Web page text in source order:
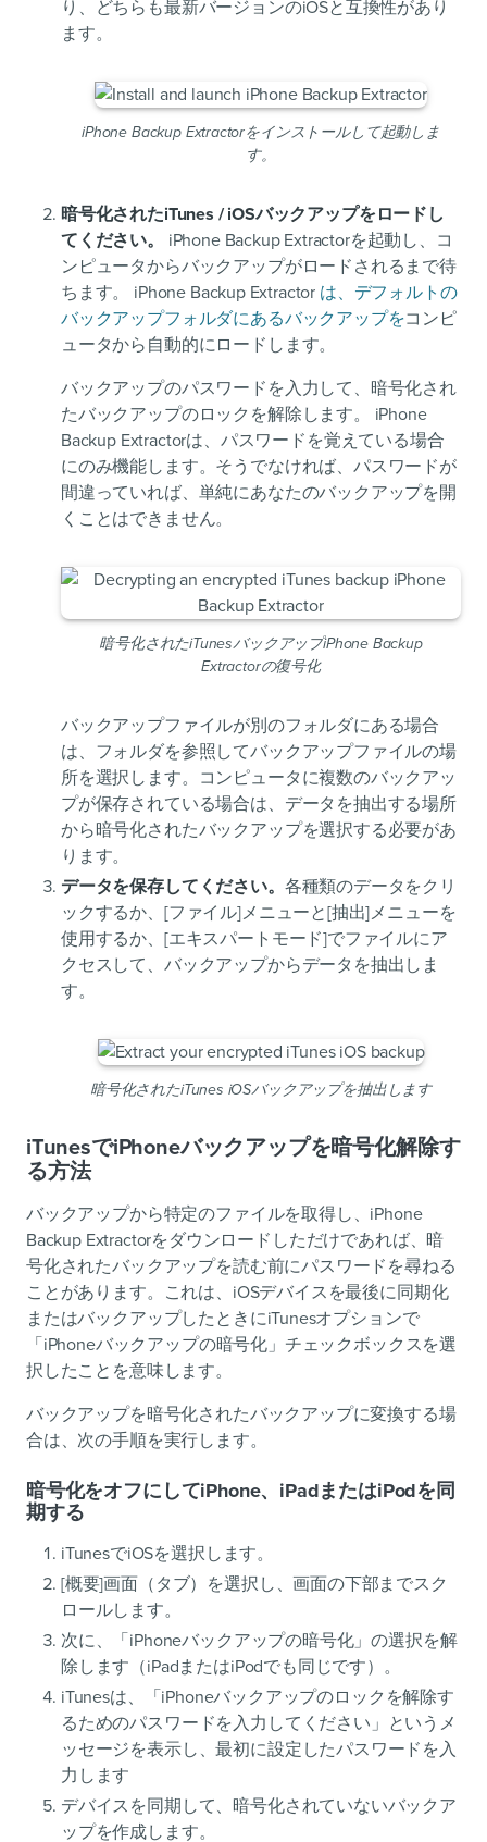
り、どちらも最新バージョンのiOSと互換性があり
ます。
iPhone Backup Extractorをインストールして起動しま
す。
暗号化されたiTunes / iOSバックアップをロードし
てください。
iPhone Backup Extractorを起動し、コ
ンピュータからバックアップがロードされるまで待
ちます。 iPhone Backup Extractor は、デフォルトの
バックアップフォルダにあるバックアップをコンピ
ュータから自動的にロードします。
バックアップのパスワードを入力して、暗号化され
たバックアップのロックを解除します。 iPhone
Backup Extractorは、パスワードを覚えている場合
にのみ機能します。そうでなければ、パスワードが
間違っていれば、単純にあなたのバックアップを開
くことはできません。
暗号化されたiTunesバックアップiPhone Backup
Extractorの復号化
バックアップファイルが別のフォルダにある場合
は、フォルダを参照してバックアップファイルの場
所を選択します。コンピュータに複数のバックアッ
プが保存されている場合は、データを抽出する場所
から暗号化されたバックアップを選択する必要があ
ります。
データを保存してください。 各種類のデータをクリ
ックするか、[ファイル]メニューと[抽出]メニューを
使用するか、[エキスパートモード]でファイルにア
クセスして、バックアップからデータを抽出しま
す。
暗号化されたiTunes iOSバックアップを抽出します
iTunesでiPhoneバックアップを暗号化解除す
る方法
バックアップから特定のファイルを取得し、iPhone
Backup Extractorをダウンロードしただけであれば、暗
号化されたバックアップを読む前にパスワードを尋ねる
ことがあります。これは、iOSデバイスを最後に同期化
またはバックアップしたときにiTunesオプションで
「iPhoneバックアップの暗号化」チェックボックスを選
択したことを意味します。
バックアップを暗号化されたバックアップに変換する場
合は、次の手順を実行します。
暗号化をオフにしてiPhone、iPadまたはiPodを同
期する
iTunesでiOSを選択します。
[概要]画面（タブ）を選択し、画面の下部までスク
ロールします。
次に、「iPhoneバックアップの暗号化」の選択を解
除します（iPadまたはiPodでも同じです）。
iTunesは、「iPhoneバックアップのロックを解除す
るためのパスワードを入力してください」というメ
ッセージを表示し、最初に設定したパスワードを入
力します
デバイスを同期して、暗号化されていないバックア
ップを作成します。